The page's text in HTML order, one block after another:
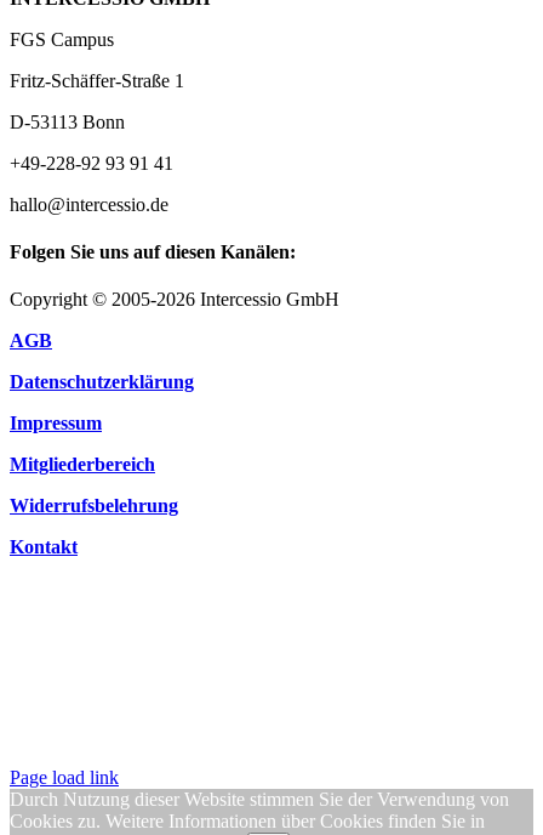
FGS Campus
Fritz-Schäffer-Straße 1
D-53113 Bonn
+49-228-92 93 91 41
hallo@intercessio.de
Folgen Sie uns auf diesen Kanälen:
Copyright © 2005-2026 Intercessio GmbH
AGB
Datenschutzerklärung
Impressum
Mitgliederbereich
Widerrufsbelehrung
Kontakt
Page load link
Durch Nutzung dieser Website stimmen Sie der Verwendung von
Cookies zu. Weitere Informationen über Cookies finden Sie in